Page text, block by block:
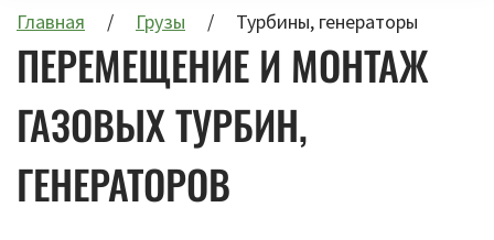
Главная Грузы Турбины, генераторы
ПЕРЕМЕЩЕНИЕ И МОНТАЖ
ГАЗОВЫХ ТУРБИН,
ГЕНЕРАТОРОВ